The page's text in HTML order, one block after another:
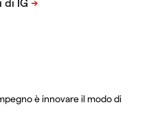
è innovare il modo di